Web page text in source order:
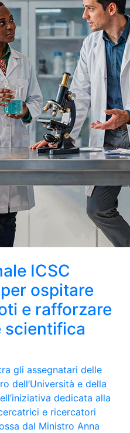
ICSC
ospitare
e rafforzare
scientifica
gli assegnatari delle
dell’Università e della
dedicata alla
e ricercatori
dal Ministro Anna